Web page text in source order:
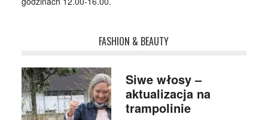
FASHION & BEAUTY
Siwe włosy –
aktualizacja na
trampolinie